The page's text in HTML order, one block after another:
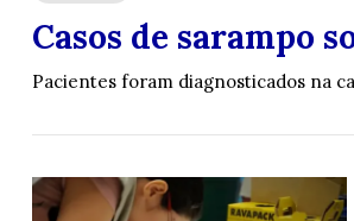
Casos de sarampo
Pacientes foram diagnosticados na